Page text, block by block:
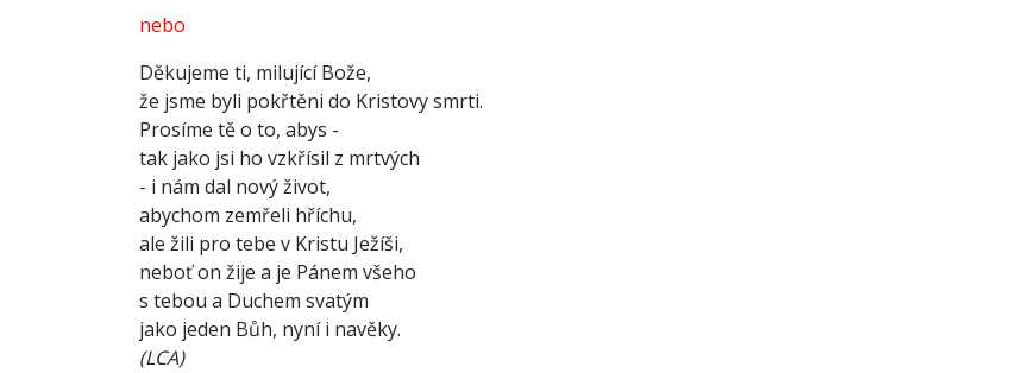
nebo
Děkujeme ti, milující Bože,
že jsme byli pokřtěni do Kristovy smrti.
Prosíme tě o to, abys -
tak jako jsi ho vzkřísil z mrtvých
- i nám dal nový život,
abychom zemřeli hříchu,
ale žili pro tebe v Kristu Ježíši,
neboť on žije a je Pánem všeho
s tebou a Duchem svatým
jako jeden Bůh, nyní i navěky.
(LCA)